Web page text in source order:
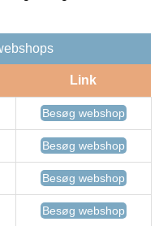
Link
Besøg webshop
Besøg webshop
Besøg webshop
Besøg webshop